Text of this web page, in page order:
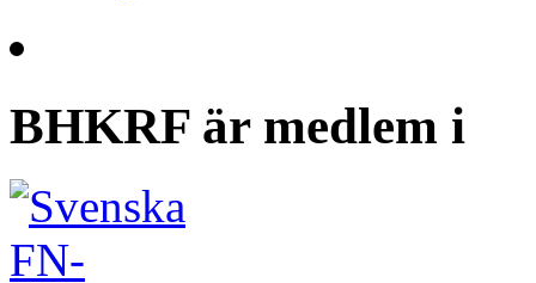
BHKRF är medlem i